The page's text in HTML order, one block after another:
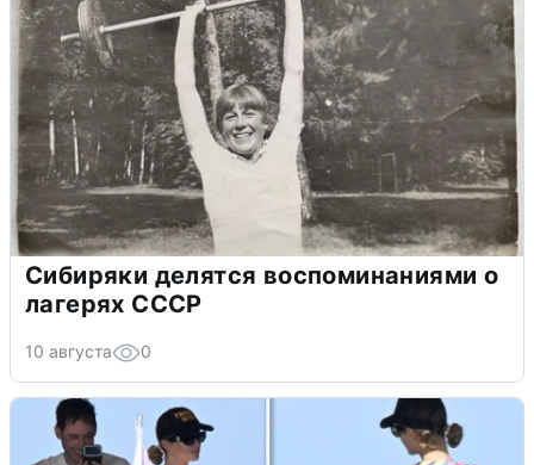
Сибиряки делятся воспоминаниями о
лагерях СССР
10 августа 0